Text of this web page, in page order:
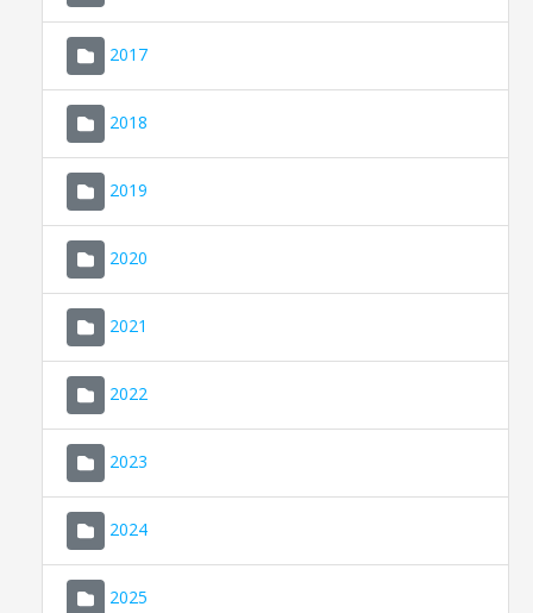
2017
2018
2019
2020
2021
2022
2023
2024
2025